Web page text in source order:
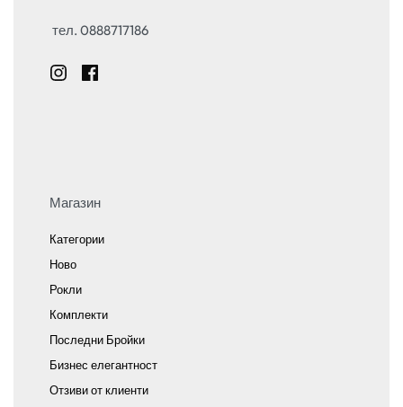
тел. 0888717186
Магазин
Категории
Ново
Рокли
Комплекти
Последни Бройки
Бизнес елегантност
Отзиви от клиенти